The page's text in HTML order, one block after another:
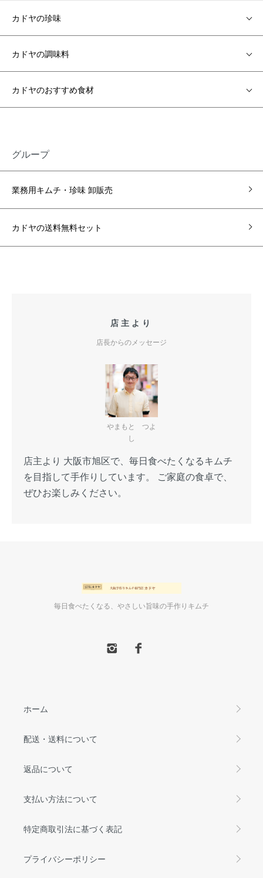
カドヤの珍味
カドヤの調味料
カドヤのおすすめ食材
グループ
業務用キムチ・珍味 卸販売
カドヤの送料無料セット
店主より
店長からのメッセージ
やまもと つよ
し
店主より 大阪市旭区で、毎日食べたくなるキムチ
を目指して手作りしています。 ご家庭の食卓で、
ぜひお楽しみください。
毎日食べたくなる、やさしい旨味の手作りキムチ
ホーム
配送・送料について
返品について
支払い方法について
特定商取引法に基づく表記
プライバシーポリシー